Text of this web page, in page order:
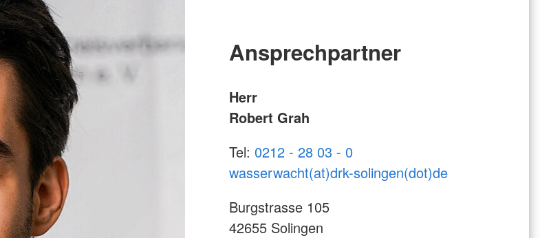
Ansprechpartner
Herr
Robert Grah
Tel: 0212 - 28 03 - 0
wasserwacht(at)drk-solingen(dot)de
Burgstrasse 105
42655 Solingen